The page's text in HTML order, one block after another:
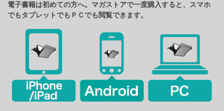
電子書籍は初めての方へ。マガストアで一度購入すると、スマホ
でもタブレットでもＰＣでも閲覧できます。